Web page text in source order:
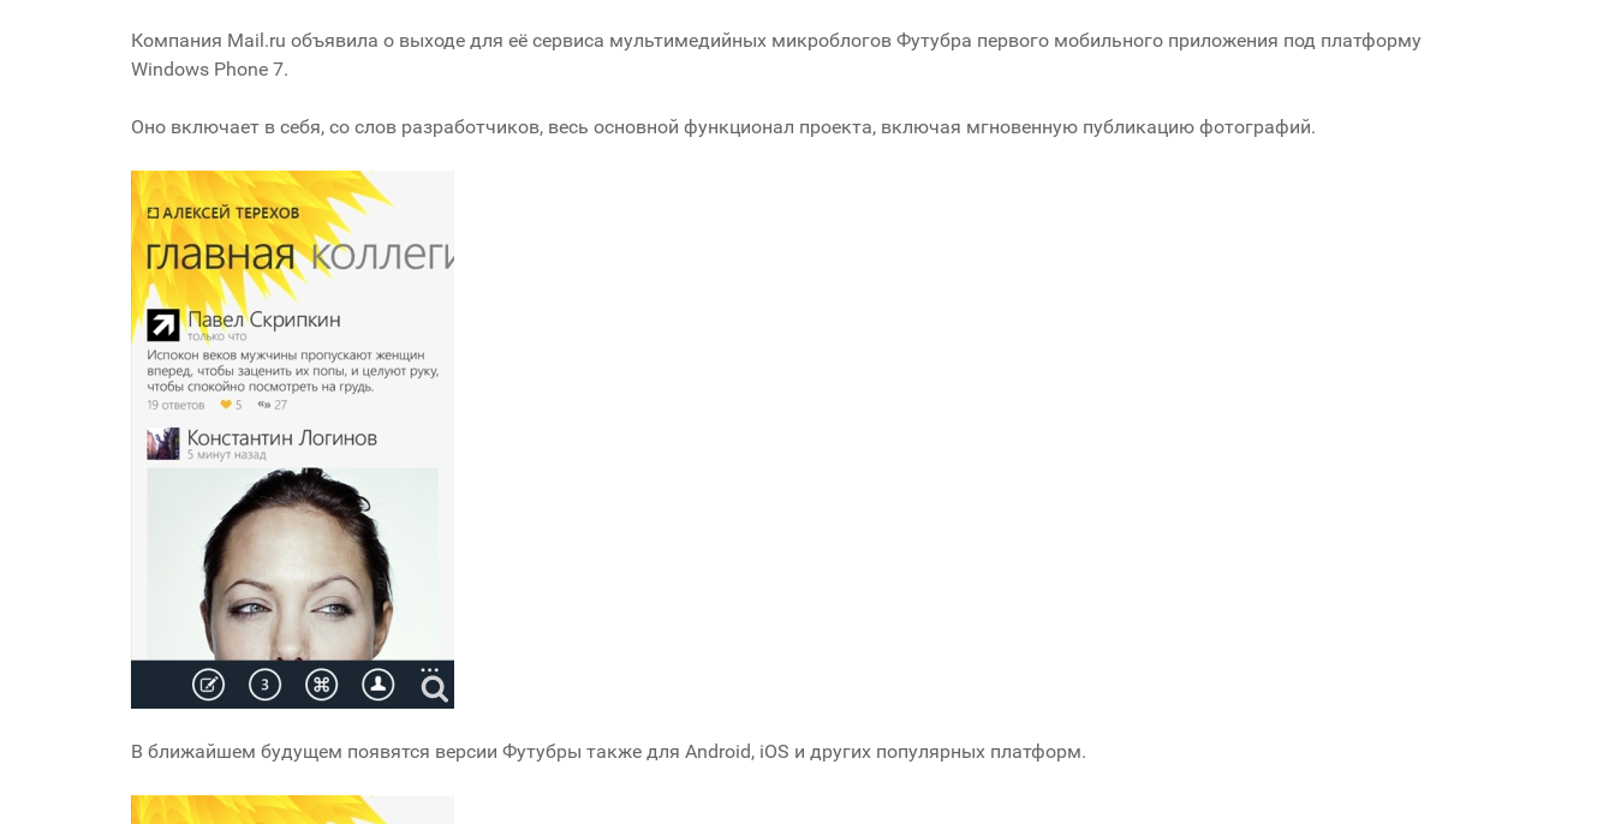
Компания Mail.ru объявила о выходе для её сервиса мультимедийных микроблогов Футубра первого мобильного приложения под платформу
Windows Phone 7.
Оно включает в себя, со слов разработчиков, весь основной функционал проекта, включая мгновенную публикацию фотографий.
В ближайшем будущем появятся версии Футубры также для Android, iOS и других популярных платформ.